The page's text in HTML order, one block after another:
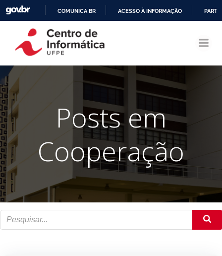
CONTEÚDO
COMUNICA BR ACESSO À INFORMAÇÃO
Posts em
Cooperação